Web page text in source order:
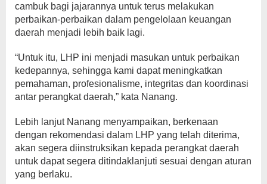
cambuk bagi jajarannya untuk terus melakukan
perbaikan-perbaikan dalam pengelolaan keuangan
daerah menjadi lebih baik lagi.
“Untuk itu, LHP ini menjadi masukan untuk perbaikan
kedepannya, sehingga kami dapat meningkatkan
pemahaman, profesionalisme, integritas dan koordinasi
antar perangkat daerah,” kata Nanang.
Lebih lanjut Nanang menyampaikan, berkenaan
dengan rekomendasi dalam LHP yang telah diterima,
akan segera diinstruksikan kepada perangkat daerah
untuk dapat segera ditindaklanjuti sesuai dengan aturan
yang berlaku.